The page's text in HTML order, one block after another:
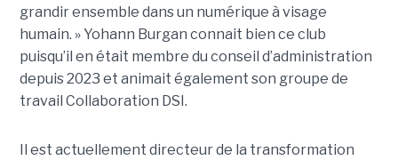
grandir ensemble dans un numérique à visage
humain. »Yohann Burgan connait bien ce club
puisqu’il en était membre du conseil d’administration
depuis 2023 et animait également son groupe de
travail Collaboration DSI.
Il est actuellement directeur de la transformation